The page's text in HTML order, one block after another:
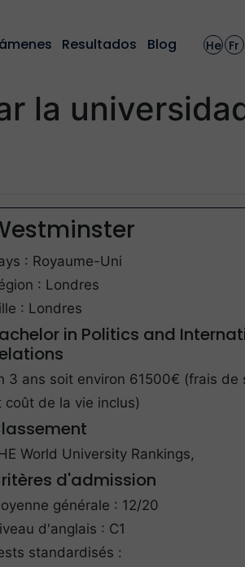
Resultados Blog He Fr
la
: Royaume-Uni
: Londres
: Londres
in Politics and
3 ans soit environ 61500€ (frais de
coût de la vie inclus)
World University Rankings,
d'admission
générale : 12/20
d'anglais : C1
standardisés :